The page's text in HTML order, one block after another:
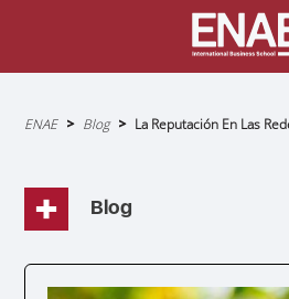
Sobrescribir
la
navegación
ENAE Blog La Reputación En Las
Blog